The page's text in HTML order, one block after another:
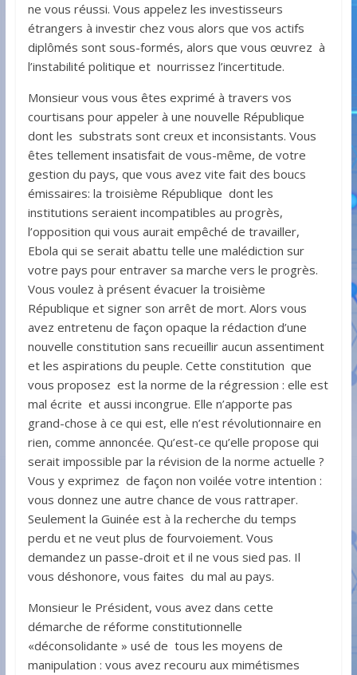
ne vous réussi. Vous appelez les investisseurs
étrangers à investir chez vous alors que vos actifs
diplômés sont sous-formés, alors que vous œuvrez à
l’instabilité politique et nourrissez l’incertitude.
Monsieur vous vous êtes exprimé à travers vos
courtisans pour appeler à une nouvelle République
dont les substrats sont creux et inconsistants. Vous
êtes tellement insatisfait de vous-même, de votre
gestion du pays, que vous avez vite fait des boucs
émissaires: la troisième République dont les
institutions seraient incompatibles au progrès,
l’opposition qui vous aurait empêché de travailler,
Ebola qui se serait abattu telle une malédiction sur
votre pays pour entraver sa marche vers le progrès.
Vous voulez à présent évacuer la troisième
République et signer son arrêt de mort. Alors vous
avez entretenu de façon opaque la rédaction d’une
nouvelle constitution sans recueillir aucun assentiment
et les aspirations du peuple. Cette constitution que
vous proposez est la norme de la régression : elle est
mal écrite et aussi incongrue. Elle n’apporte pas
grand-chose à ce qui est, elle n’est révolutionnaire en
rien, comme annoncée. Qu’est-ce qu’elle propose qui
serait impossible par la révision de la norme actuelle ?
Vous y exprimez de façon non voilée votre intention :
vous donnez une autre chance de vous rattraper.
Seulement la Guinée est à la recherche du temps
perdu et ne veut plus de fourvoiement. Vous
demandez un passe-droit et il ne vous sied pas. Il
vous déshonore, vous faites du mal au pays.
Monsieur le Président, vous avez dans cette
démarche de réforme constitutionnelle
«déconsolidante » usé de tous les moyens de
manipulation : vous avez recouru aux mimétismes